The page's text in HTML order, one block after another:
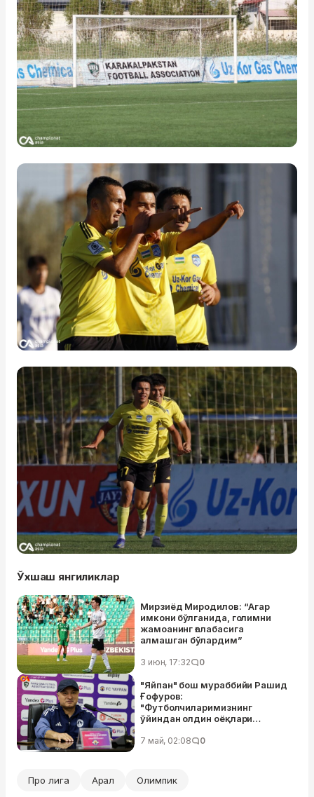
Ўхшаш янгиликлар
Мирзиёд Миродилов: “Агар
имкони бўлганида, голимни
жамоанинг ғалабасига
алмашган бўлардим”
3 июн, 17:32 0
"Яйпан" бош мураббийи Рашид
Ғофуров:
"Футболчиларимизнинг
ўйиндан олдин оёқлари
майдонда исталган жамоа
7 май, 02:08 0
Про лига Арал Олимпик